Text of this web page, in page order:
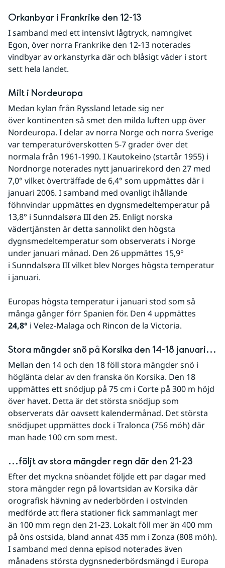
Orkanbyar i Frankrike den 12-13
I samband med ett intensivt lågtryck, namngivet
Egon, över norra Frankrike den 12-13 noterades
vindbyar av orkanstyrka där och blåsigt väder i stort
sett hela landet.
Milt i Nordeuropa
Medan kylan från Ryssland letade sig ner
över kontinenten så smet den milda luften upp över
Nordeuropa. I delar av norra Norge och norra Sverige
var temperaturöverskotten 5-7 grader över det
normala från 1961-1990. I Kautokeino (startår 1955) i
Nordnorge noterades nytt januarirekord den 27 med
7,0° vilket överträffade de 6,4° som uppmättes där i
januari 2006. I samband med ovanligt ihållande
föhnvindar uppmättes en dygnsmedeltemperatur på
13,8° i Sunndalsøra III den 25. Enligt norska
vädertjänsten är detta sannolikt den högsta
dygnsmedeltemperatur som observerats i Norge
under januari månad. Den 26 uppmättes 15,9°
i Sunndalsøra III vilket blev Norges högsta temperatur
i januari.
Europas högsta temperatur i januari stod som så
många gånger förr Spanien för. Den 4 uppmättes
24,8° i Velez-Malaga och Rincon de la Victoria.
Stora mängder snö på Korsika den 14-18 januari...
Mellan den 14 och den 18 föll stora mängder snö i
höglänta delar av den franska ön Korsika. Den 18
uppmättes ett snödjup på 75 cm i Corte på 300 m höjd
över havet. Detta är det största snödjup som
observerats där oavsett kalendermånad. Det största
snödjupet uppmättes dock i Tralonca (756 möh) där
man hade 100 cm som mest.
...följt av stora mängder regn där den 21-23
Efter det myckna snöandet följde ett par dagar med
stora mängder regn på lovartsidan av Korsika där
orografisk hävning av nederbörden i ostvinden
medförde att flera stationer fick sammanlagt mer
än 100 mm regn den 21-23. Lokalt föll mer än 400 mm
på öns ostsida, bland annat 435 mm i Zonza (808 möh).
I samband med denna episod noterades även
månadens största dygnsnederbördsmängd i Europa